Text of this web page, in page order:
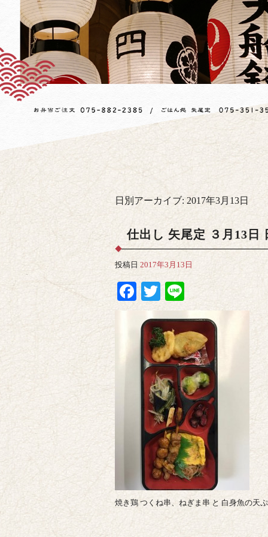
日別アーカイブ: 2017年3月13日
仕出し 矢尾定 ３月13日
投稿日 2017年3月13日
Facebook
Twitter
Line
焼き鶏 つくね串、ねぎま串 と 白身魚の天